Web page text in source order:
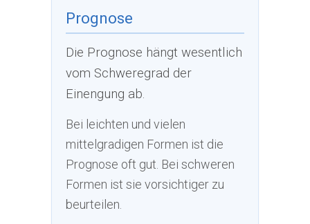
Prognose
Die Prognose hängt wesentlich
vom Schweregrad der
Einengung ab.
Bei leichten und vielen
mittelgradigen Formen ist die
Prognose oft gut. Bei schweren
Formen ist sie vorsichtiger zu
beurteilen.